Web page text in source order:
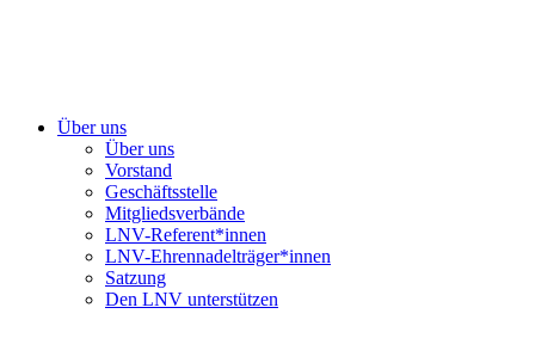
Über uns
Über uns
Vorstand
Geschäftsstelle
Mitgliedsverbände
LNV-Referent*innen
LNV-Ehrennadelträger*innen
Satzung
Den LNV unterstützen